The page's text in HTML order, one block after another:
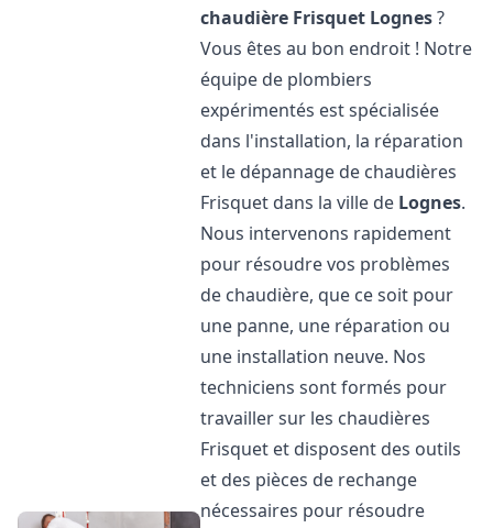
chaudière Frisquet Lognes?
Vous êtes au bon endroit ! Notre
équipe de plombiers
expérimentés est spécialisée
dans l'installation, la réparation
et le dépannage de chaudières
Frisquet dans la ville de Lognes.
Nous intervenons rapidement
pour résoudre vos problèmes
de chaudière, que ce soit pour
une panne, une réparation ou
une installation neuve. Nos
techniciens sont formés pour
travailler sur les chaudières
Frisquet et disposent des outils
et des pièces de rechange
nécessaires pour résoudre